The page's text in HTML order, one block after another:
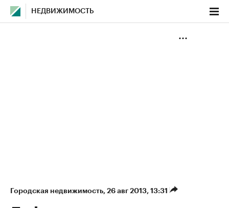
НЕДВИЖИМОСТЬ
Городская недвижимость⁠, 26 авг 2013, 13:31